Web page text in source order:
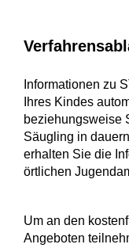
Informationen zu
Ihres Kindes
beziehungsweise
Säugling in
erhalten Sie die
örtlichen
Um an den
Angeboten